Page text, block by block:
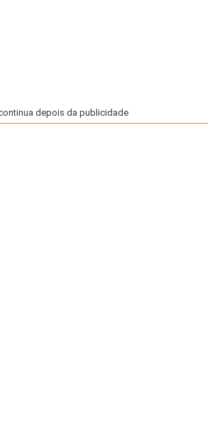
depois da publicidade